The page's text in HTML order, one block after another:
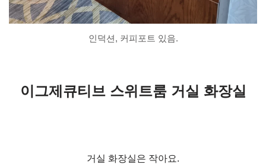
인덕션, 커피포트 있음.
이그제큐티브 스위트룸 거실 화장실
거실 화장실은 작아요.